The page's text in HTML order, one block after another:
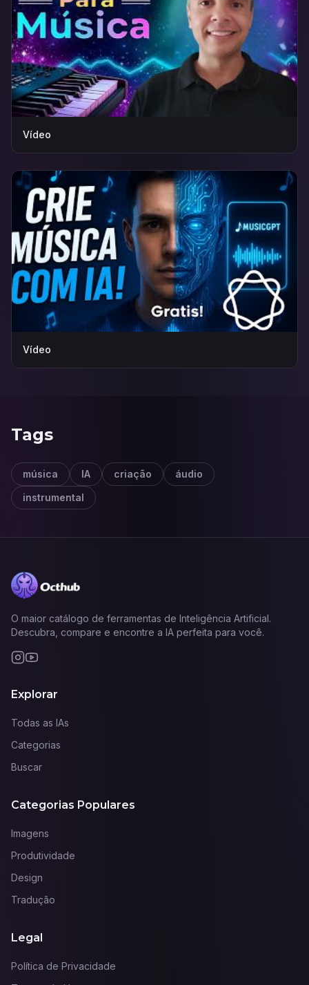
Vídeo
Vídeo
Tags
música IA criação
áudio
instrumental
O maior catálogo de ferramentas de Inteligência Artificial.
Descubra, compare e encontre a IA perfeita para você.
Explorar
Todas as IAs
Categorias
Buscar
Categorias Populares
Imagens
Produtividade
Design
Tradução
Legal
Política de Privacidade